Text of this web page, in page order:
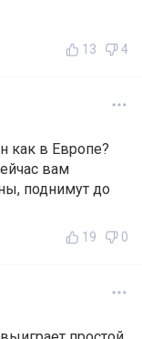
13 4
как в Европе?
вам
поднимут до
19 0